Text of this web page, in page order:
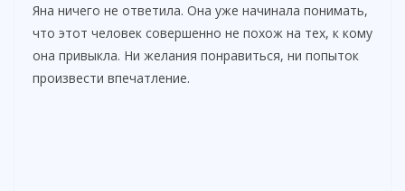
Яна ничего не ответила. Она уже начинала понимать,
что этот человек совершенно не похож на тех, к кому
она привыкла. Ни желания понравиться, ни попыток
произвести впечатление.